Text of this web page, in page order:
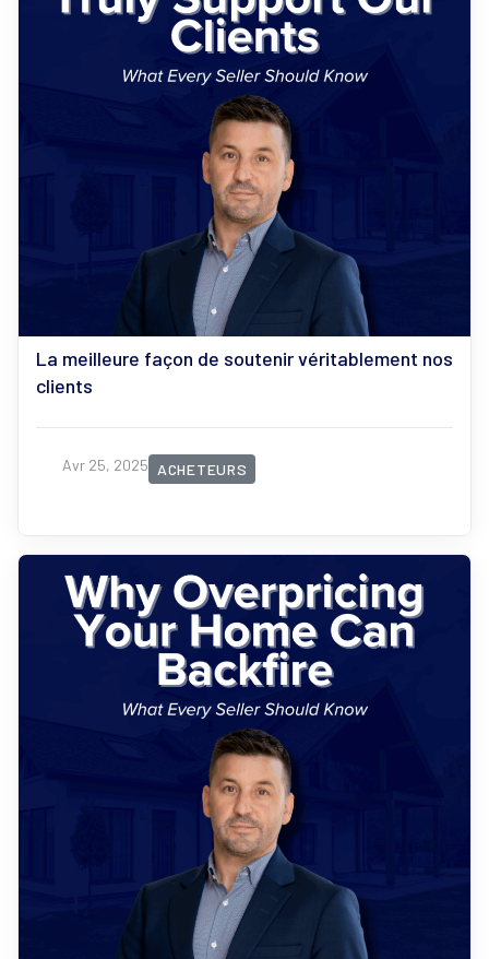
La meilleure façon de soutenir véritablement nos
clients
Avr 25, 2025 ACHETEURS